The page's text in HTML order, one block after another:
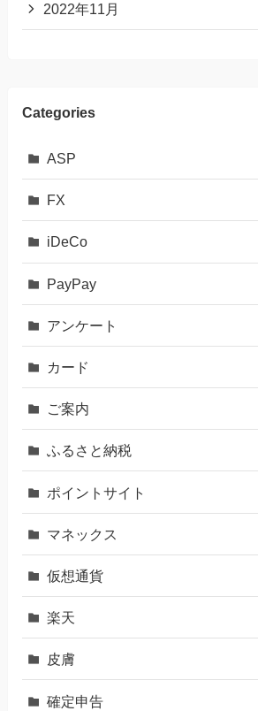
2022年11月
Categories
ASP
FX
iDeCo
PayPay
アンケート
カード
ご案内
ふるさと納税
ポイントサイト
マネックス
仮想通貨
楽天
皮膚
確定申告